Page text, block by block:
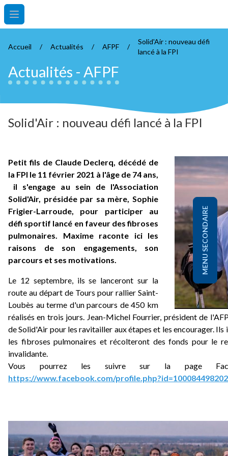
Open main menu
Accueil / Actualités / AFPF /
Solid'Air : nouveau défi
lancé à la FPI
Actualités - AFPF
Solid'Air : nouveau défi lancé à la FPI
Petit fils de Claude Declerq, décédé de
la FPI le 11 février 2021 à l'âge de 74 ans,
il s'engage au sein de l'Association
Solid'Air, présidée par sa mère, Sophie
Frigier-Larroude, pour participer au
défi sportif lancé en faveur des fibroses
pulmonaires. Maxime raconte ici les
raisons de son engagements, son
parcours et ses motivations.
Le 12 septembre, ils se lanceront sur la
route au départ de Tours pour rallier Saint-
Loubès au terme d'un parcours de 450 km
réalisés en trois jours. Jean-Michel Fourrier, président de
de Solid'Air pour les ravitailler aux étapes et les encourager.
les fibroses pulmonaires et récolteront des fonds pour le
invalidante.
Vous pourrez les suivre sur la page
https://www.facebook.com/
MENU SECONDAIRE